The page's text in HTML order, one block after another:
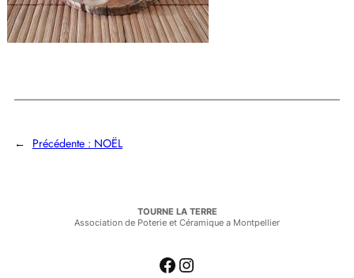
← Précédente : NOËL
TOURNE LA TERRE
Association de Poterie et Céramique a Montpellier
Facebook Instagram